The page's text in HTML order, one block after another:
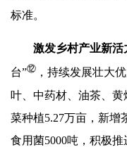
标准。
激发乡村产业新活
台”⑫ ，持续发展壮大
叶、中药材、油茶、
菜种植5.27万亩，新增
食用菌5000吨，积极